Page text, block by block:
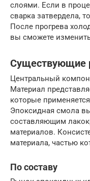
слоями. Если в
сварка затвердела,
После прогрева
вы сможете
Существующие
Центральный
Материал
которые
Эпоксидная смола
составляющим
материалов.
материала, частью
По составу